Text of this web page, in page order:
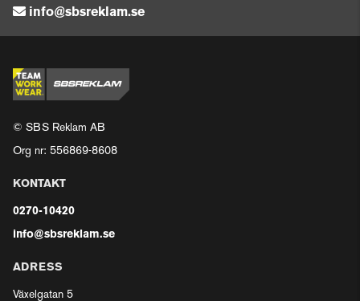
info@sbsreklam.se
© SBS Reklam AB
Org nr: 556869-8608
KONTAKT
0270-10420
info@sbsreklam.se
ADRESS
Växelgatan 5